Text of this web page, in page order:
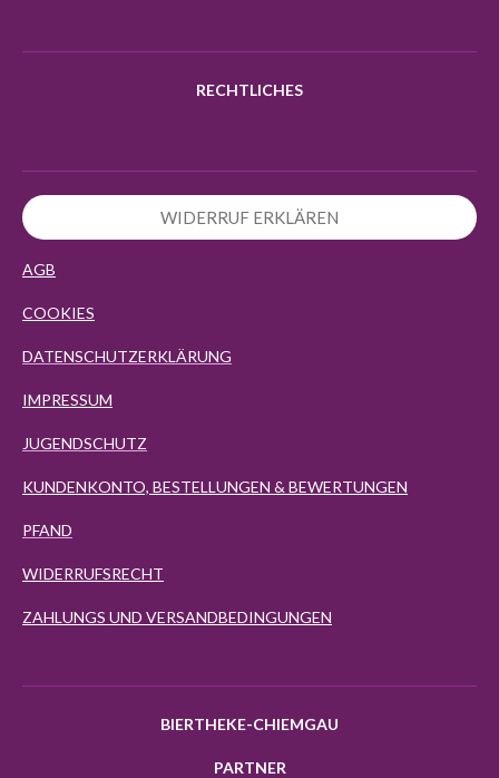
RECHTLICHES
WIDERRUF ERKLÄREN
AGB
COOKIES
DATENSCHUTZERKLÄRUNG
IMPRESSUM
JUGENDSCHUTZ
KUNDENKONTO, BESTELLUNGEN & BEWERTUNGEN
PFAND
WIDERRUFSRECHT
ZAHLUNGS UND VERSANDBEDINGUNGEN
BIERTHEKE-CHIEMGAU
PARTNER